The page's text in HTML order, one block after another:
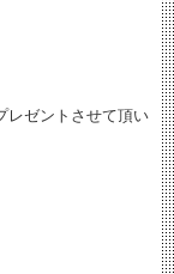
レゼントさせて頂い